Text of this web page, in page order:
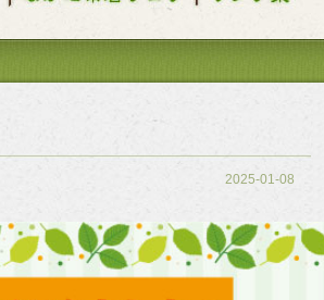
2025-01-08